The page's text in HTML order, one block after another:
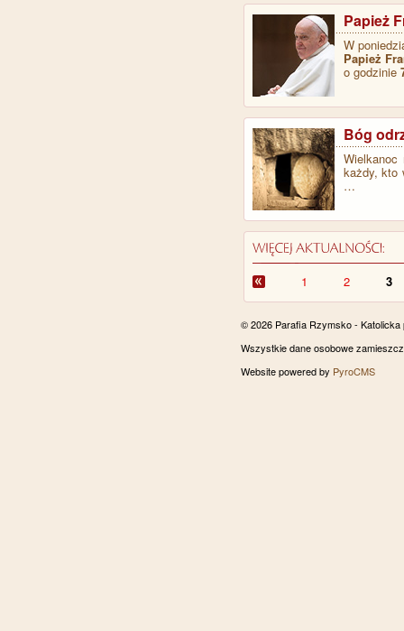
Papież
W
Papież
o godzinie
Bóg
​Wielkanoc
każdy, kto
…
1 2 3
© 2026 Parafia Rzymsko -
Wszystkie dane osobowe
Website powered by PyroCMS